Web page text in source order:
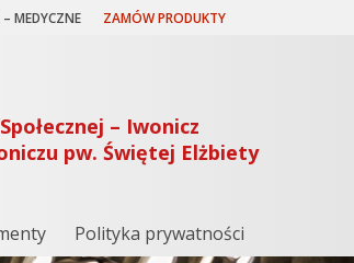
– MEDYCZNE ZAMÓW PRODUKTY
– Iwonicz
pw. Świętej Elżbiety
Polityka prywatności